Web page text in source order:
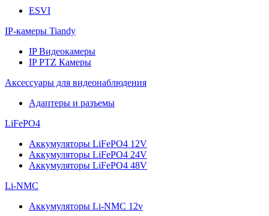
ESVI
IP-камеры Tiandy
IP Видеокамеры
IP PTZ Камеры
Аксессуары для видеонаблюдения
Адаптеры и разъемы
LiFePO4
Аккумуляторы LiFePO4 12V
Аккумуляторы LiFePO4 24V
Аккумуляторы LiFePO4 48V
Li-NMC
Аккумуляторы Li-NMC 12v